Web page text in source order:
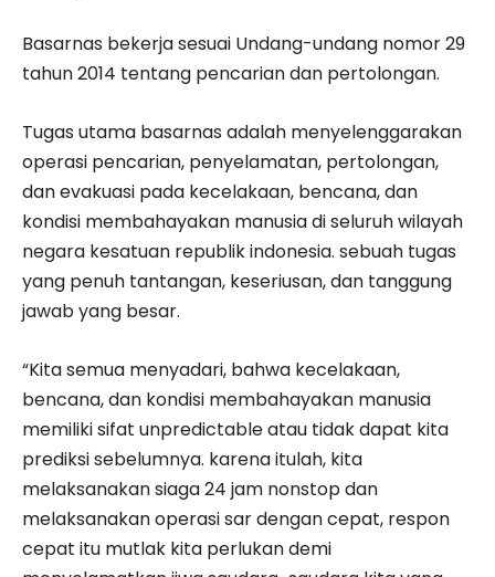
Basarnas bekerja sesuai Undang-undang nomor 29
tahun 2014 tentang pencarian dan pertolongan.
Tugas utama basarnas adalah menyelenggarakan
operasi pencarian, penyelamatan, pertolongan,
dan evakuasi pada kecelakaan, bencana, dan
kondisi membahayakan manusia di seluruh wilayah
negara kesatuan republik indonesia. sebuah tugas
yang penuh tantangan, keseriusan, dan tanggung
jawab yang besar.
“Kita semua menyadari, bahwa kecelakaan,
bencana, dan kondisi membahayakan manusia
memiliki sifat unpredictable atau tidak dapat kita
prediksi sebelumnya. karena itulah, kita
melaksanakan siaga 24 jam nonstop dan
melaksanakan operasi sar dengan cepat, respon
cepat itu mutlak kita perlukan demi